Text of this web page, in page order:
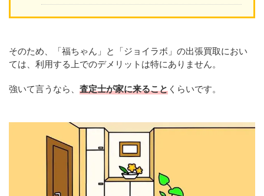
そのため、「福ちゃん」と「ジョイラボ」の出張買取におい
ては、利用する上でのデメリットは特にありません。
強いて言うなら、 査定士が家に来ること くらいです。